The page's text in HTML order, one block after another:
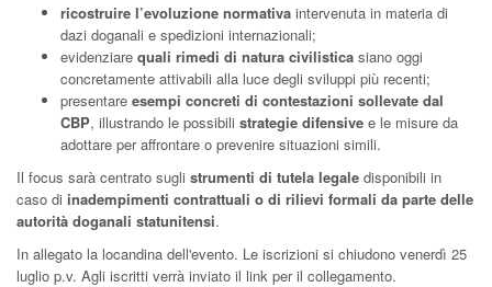
ricostruire l’evoluzione normativa intervenuta in materia di
dazi doganali e spedizioni internazionali;
evidenziare quali rimedi di natura civilistica siano oggi
concretamente attivabili alla luce degli sviluppi più recenti;
presentare esempi concreti di contestazioni sollevate dal
CBP, illustrando le possibili strategie difensive e le misure da
adottare per affrontare o prevenire situazioni simili.
Il focus sarà centrato sugli strumenti di tutela legale disponibili in
caso di inadempimenti contrattuali o di rilievi formali da parte delle
autorità doganali statunitensi.
In allegato la locandina dell'evento. Le iscrizioni si chiudono venerdì 25
luglio p.v. Agli iscritti verrà inviato il link per il collegamento.